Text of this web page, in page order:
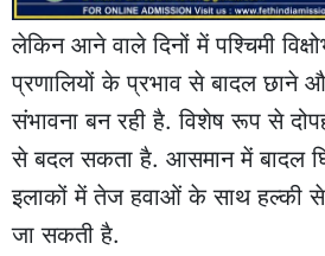
लेकिन आने वाले दिनों में पश्चिमी
प्रणालियों के प्रभाव से बादल छाने
संभावना बन रही है. विशेष रूप से
से बदल सकता है. आसमान में बादल
इलाकों में तेज हवाओं के साथ हल्की से
जा सकती है.